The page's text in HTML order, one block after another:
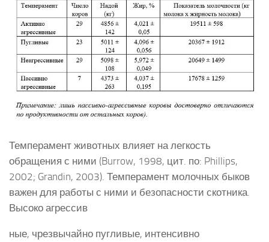
Темперамент животных влияет на легкость
обращения с ними (Burrow, 1998, цит. по: Phillips,
2002; Grandin, 2003). Темперамент молочных быков
важен для работы с ними и безопасности скотника.
Высоко агрессив
ные, чрезвычайно пугливые, интенсивно